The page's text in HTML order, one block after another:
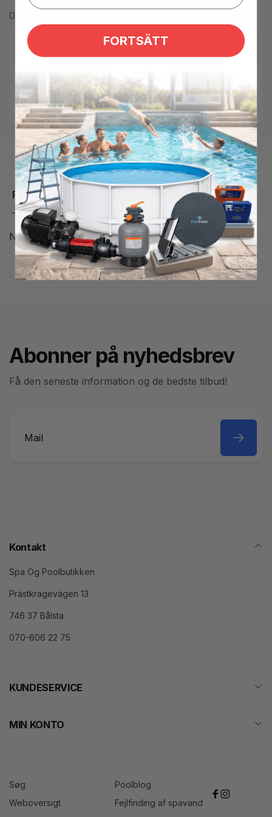
Del
Tilgængelighed:
Tags:
badboll, boll
fotboll
Kategorier:
Bade- og Legebassin, Poolprodukter
Produktbeskrivelse
Neopren Ø21cm
Abonner på nyhedsbrev
Få den seneste information og de bedste tilbud!
Kontakt
Spa Og Poolbutikken
Prästkragevägen 13
746 37 Bålsta
070-606 22 75
KUNDESERVICE
MIN KONTO
Søg
Poolblog
Weboversigt
Fejlfinding af spavand Facebook
Instagram
FORTSÄTT